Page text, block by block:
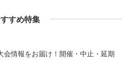
すめ特集
会情報をお届け！開催・中止・延期